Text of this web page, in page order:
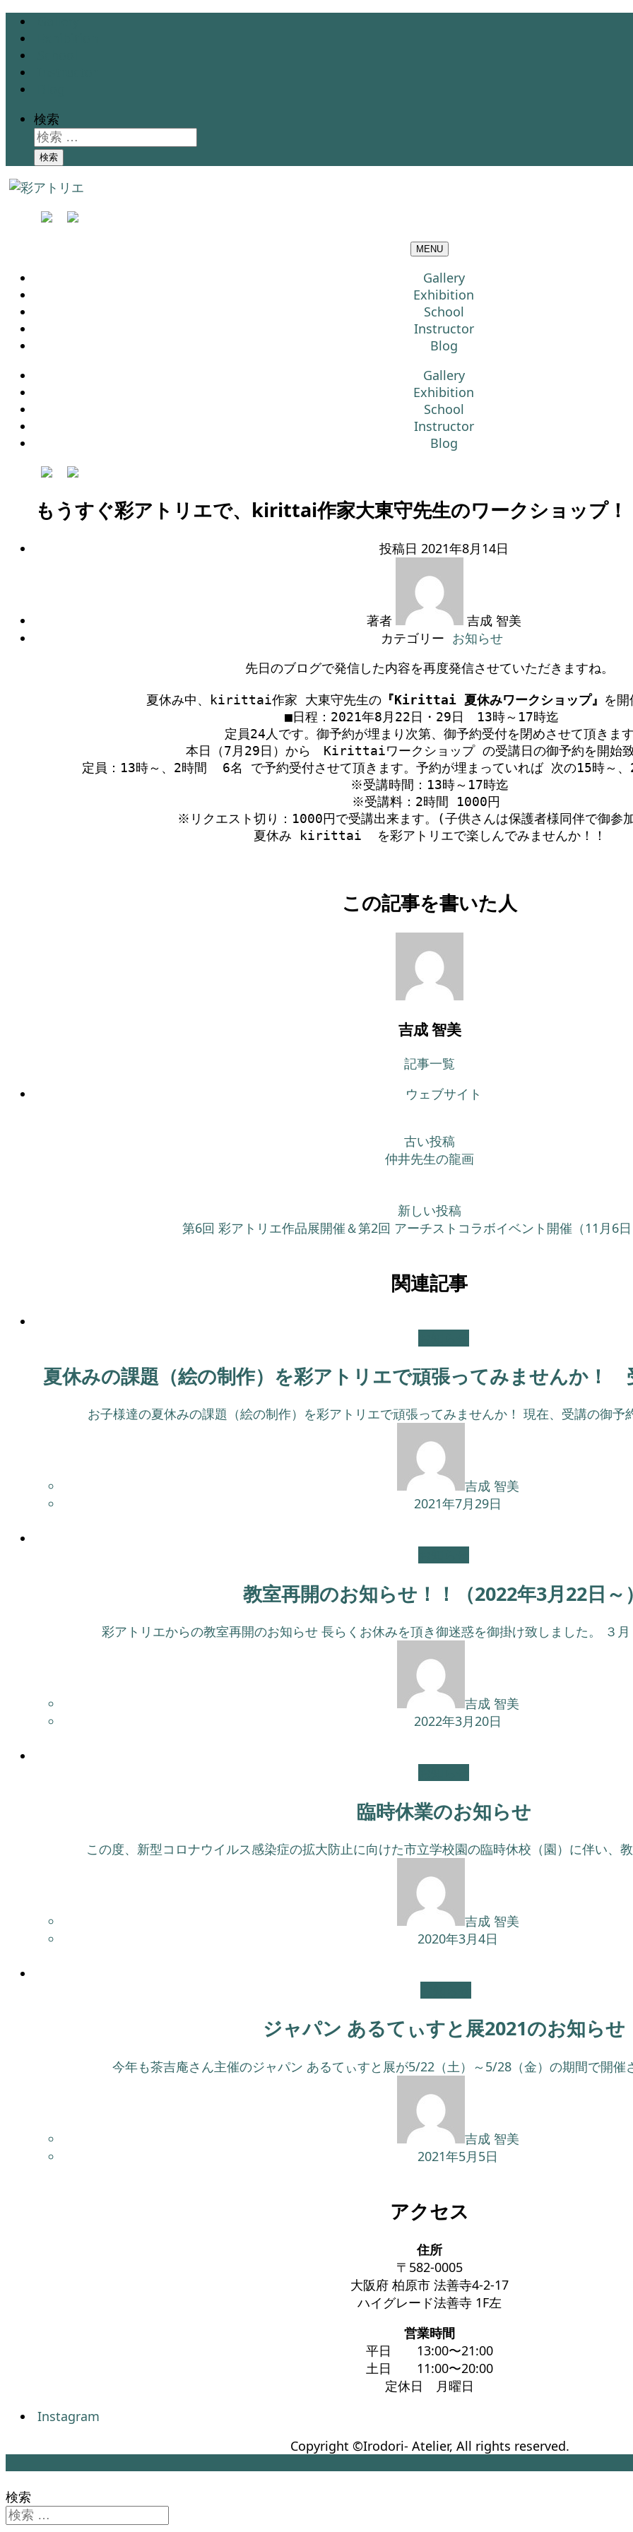
検索
検索
MENU
Gallery
Exhibition
School
Instructor
Blog
Gallery
Exhibition
School
Instructor
Blog
もうすぐ彩アトリエで、kirittai作家大東守先生のワークショップ！
投稿日 2021年8月14日
著者
吉成 智美
カテゴリー お知らせ
先日のブログで発信した内容を再度発信させていただきますね。
夏休み中、kirittai作家 大東守先生の『Kirittai 夏休みワークショップ』 を
■日程：2021年8月22日・29日　13時～17時迄
定員24人です。御予約が埋まり次第、御予約受付を閉めさせて頂きま
本日（7月29日）から　Kirittaiワークショップ の受講日の御予約を開始
定員：13時～、2時間  6名 で予約受付させて頂きます。予約が埋まっていれば 次の15時～、
※受講時間：13時～17時迄
※受講料：2時間 1000円
※リクエスト切り：1000円で受講出来ます。(子供さんは保護者様同伴で御参
夏休み kirittai  を彩アトリエで楽しんでみませんか！！
この記事を書いた人
吉成 智美
記事一覧
ウェブサイト
古い投稿
仲井先生の龍画
新しい投稿
第6回 彩アトリエ作品展開催＆第2回 アーチストコラボイベント開催（11月6
関連記事
夏休みの課題（絵の制作）を彩アトリエで頑張ってみませんか！
お子様達の夏休みの課題（絵の制作）を彩アトリエで頑張ってみませんか！ 現在、受講の御
吉成 智美
2021年7月29日
教室再開のお知らせ！！（2022年3月22日～
彩アトリエからの教室再開のお知らせ 長らくお休みを頂き御迷惑を御掛け致しました。 ３
吉成 智美
2022年3月20日
臨時休業のお知らせ
この度、新型コロナウイルス感染症の拡大防止に向けた市立学校園の臨時休校（園）に伴い、
吉成 智美
2020年3月4日
ジャパン あるてぃすと展2021のお知らせ
今年も茶吉庵さん主催のジャパン あるてぃすと展が5/22（土）～5/28（金）の期間で開
吉成 智美
2021年5月5日
アクセス
住所
〒582-0005
大阪府 柏原市 法善寺4-2-17
ハイグレード法善寺 1F左
営業時間
平日 13:00〜21:00
土日 11:00〜20:00
定休日 月曜日
Instagram
Copyright ©Irodori- Atelier, All rights reserved.
検索